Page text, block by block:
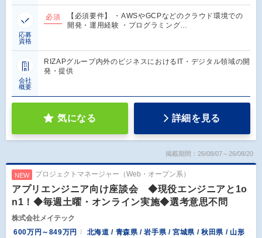
応募
資格
必須
【必須要件】 ・AWSやGCPなどのクラウド環境での
開発・運用経験 ・プログラミング…
会社
概要
RIZAPグループ内外のビジネスにおけるIT・デジタル領域の開
発・提供
気になる 詳細を見る
掲載期間：26/08/07～26/08/20
NEW プロジェクトマネージャー（Web・オープン系）
アプリエンジニア向け座談会 ◆現役エンジニアと1o
n1！◆毎週土曜・オンライン実施◆選考意思不問
株式会社メイテック
600万円～849万円
北海道 / 青森県 / 岩手県 / 宮城県 / 秋田県 / 山形